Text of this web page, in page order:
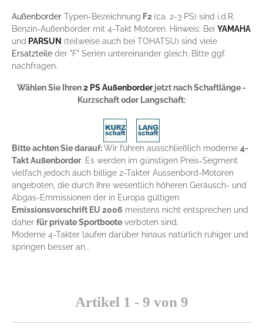
Außenborder Typen-Bezeichnung F2(ca. 2-3 PS) sind i.d.R.
Benzin-Außenborder mit 4-Takt Motoren. Hinweis: Bei YAMAHA
und PARSUN (teilweise auch bei TOHATSU) sind viele
Ersatzteile der "F" Serien untereinander gleich. Bitte ggf.
nachfragen.
Wählen Sie Ihren2 PS Außenborderjetzt nach Schaftlänge -
Kurzschaft oder Langschaft:
Bitte achten Sie darauf:Wir führen ausschließlich moderne 4-
Takt Außenborder. Es werden im günstigen Preis-Segment
vielfach jedoch auch billige 2-Takter Aussenbord-Motoren
angeboten, die durch Ihre wesentlich höheren Geräusch- und
Abgas-Emmissionen der in Europa gültigen
Emissionsvorschrift EU 2006 meistens nicht entsprechen und
daher für private Sportboote verboten sind.
Moderne 4-Takter laufen darüber hinaus natürlich ruhiger und
springen besser an...
Artikel 1 - 9 von 9